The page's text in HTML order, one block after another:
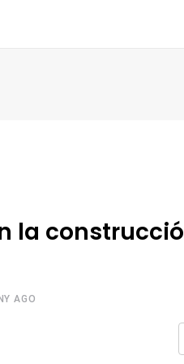
la construcció
AGO